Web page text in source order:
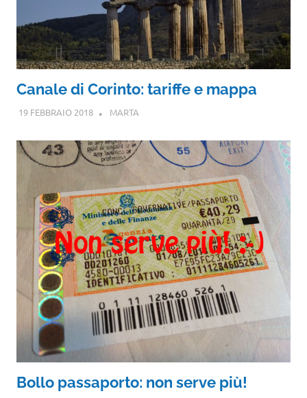
Canale di Corinto: tariffe e mappa
19 FEBBRAIO 2018 MARTA
Bollo passaporto: non serve più!